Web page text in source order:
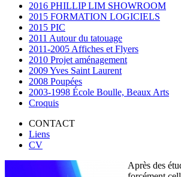
2016 PHILLIP LIM SHOWROOM
2015 FORMATION LOGICIELS
2015 PIC
2011 Autour du tatouage
2011-2005 Affiches et Flyers
2010 Projet aménagement
2009 Yves Saint Laurent
2008 Poupées
2003-1998 École Boulle, Beaux Arts
Croquis
CONTACT
Liens
CV
Après des